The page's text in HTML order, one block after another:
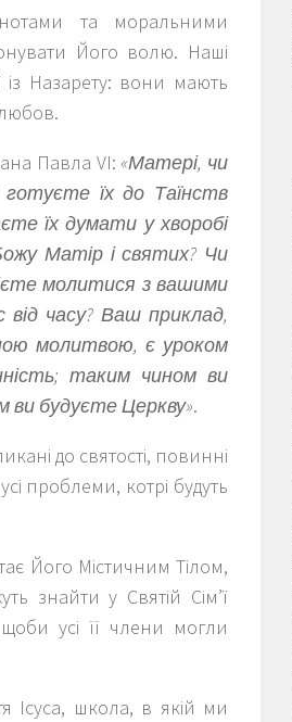
та моральними
Його волю. Наші
із Назарету: вони мають
Павла VІ:«Матері, чи
їх до Таїнств
їх думати у хворобі
Матір і святих? Чи
молитися з вашими
часу? Ваш приклад,
молитвою, є уроком
таким чином ви
ви будуєте Церкву».
до святості, повинні
проблеми, котрі будуть
Його Містичним Тілом,
знайти у Святій Сім’ї
усі її члени могли
Ісуса, школа, в якій ми